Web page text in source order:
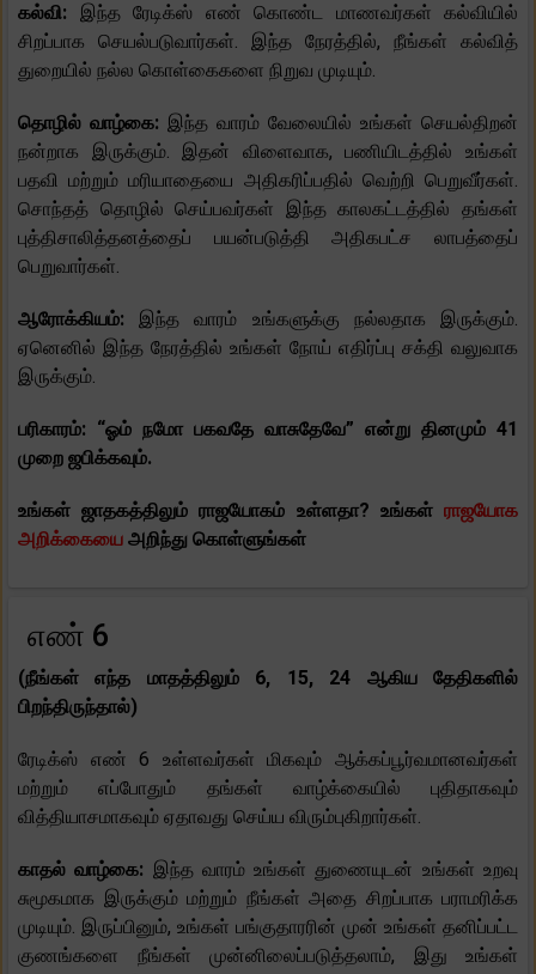
கல்வி: இந்த ரேடிக்ஸ் எண் கொண்ட மாணவர்கள் கல்வியில்
சிறப்பாக செயல்படுவார்கள். இந்த நேரத்தில், நீங்கள் கல்வித்
துறையில் நல்ல கொள்கைகளை நிறுவ முடியும்.
தொழில் வாழ்கை: இந்த வாரம் வேலையில் உங்கள் செயல்திறன்
நன்றாக இருக்கும். இதன் விளைவாக, பணியிடத்தில் உங்கள்
பதவி மற்றும் மரியாதையை அதிகரிப்பதில் வெற்றி பெறுவீர்கள்.
சொந்தத் தொழில் செய்பவர்கள் இந்த காலகட்டத்தில் தங்கள்
புத்திசாலித்தனத்தைப் பயன்படுத்தி அதிகபட்ச லாபத்தைப்
பெறுவார்கள்.
ஆரோக்கியம்:இந்த வாரம் உங்களுக்கு நல்லதாக இருக்கும்.
ஏனெனில் இந்த நேரத்தில் உங்கள் நோய் எதிர்ப்பு சக்தி வலுவாக
இருக்கும்.
பரிகாரம்: “ஓம் நமோ பகவதே வாசுதேவே” என்று தினமும் 41
முறை ஜபிக்கவும்.
உங்கள் ஜாதகத்திலும் ராஜயோகம் உள்ளதா? உங்கள் ராஜயோக
அறிக்கையை அறிந்து கொள்ளுங்கள்
எண் 6
(நீங்கள் எந்த மாதத்திலும் 6, 15, 24 ஆகிய தேதிகளில்
பிறந்திருந்தால்)
ரேடிக்ஸ் எண் 6 உள்ளவர்கள் மிகவும் ஆக்கப்பூர்வமானவர்கள்
மற்றும் எப்போதும் தங்கள் வாழ்க்கையில் புதிதாகவும்
வித்தியாசமாகவும் ஏதாவது செய்ய விரும்புகிறார்கள்.
காதல் வாழ்கை: இந்த வாரம் உங்கள் துணையுடன் உங்கள் உறவு
சுமூகமாக இருக்கும் மற்றும் நீங்கள் அதை சிறப்பாக பராமரிக்க
முடியும். இருப்பினும், உங்கள் பங்குதாரரின் முன் உங்கள் தனிப்பட்ட
குணங்களை நீங்கள் முன்னிலைப்படுத்தலாம், இது உங்கள்